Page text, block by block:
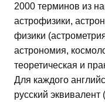
2000 терминов из
астрофизики,
физики
астрономия,
теоретическая и
Для каждого
русский эквивалент